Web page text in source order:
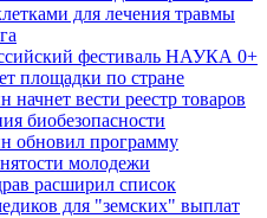
для лечения травмы
фестиваль НАУКА 0+
площадки по стране
вести реестр товаров
биобезопасности
обновил программу
молодежи
расширил список
для "земских" выплат